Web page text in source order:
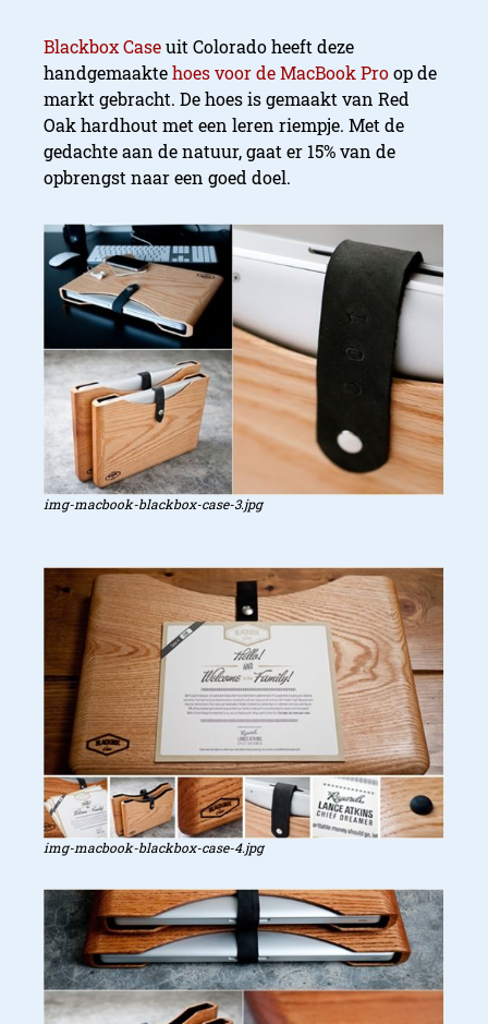
Blackbox Caseuit Colorado heeft deze
handgemaaktehoes voor de MacBook Proop de
markt gebracht. De hoes is gemaakt van Red
Oak hardhout met een leren riempje. Met de
gedachte aan de natuur, gaat er 15% van de
opbrengst naar een goed doel.
img-macbook-blackbox-case-3.jpg
img-macbook-blackbox-case-4.jpg